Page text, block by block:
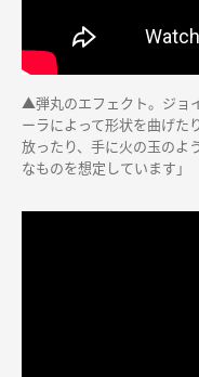
▲弾丸のエフェクト。ジョ
ーラによって形状を曲げた
放ったり、手に火の玉のよ
なものを想定しています」